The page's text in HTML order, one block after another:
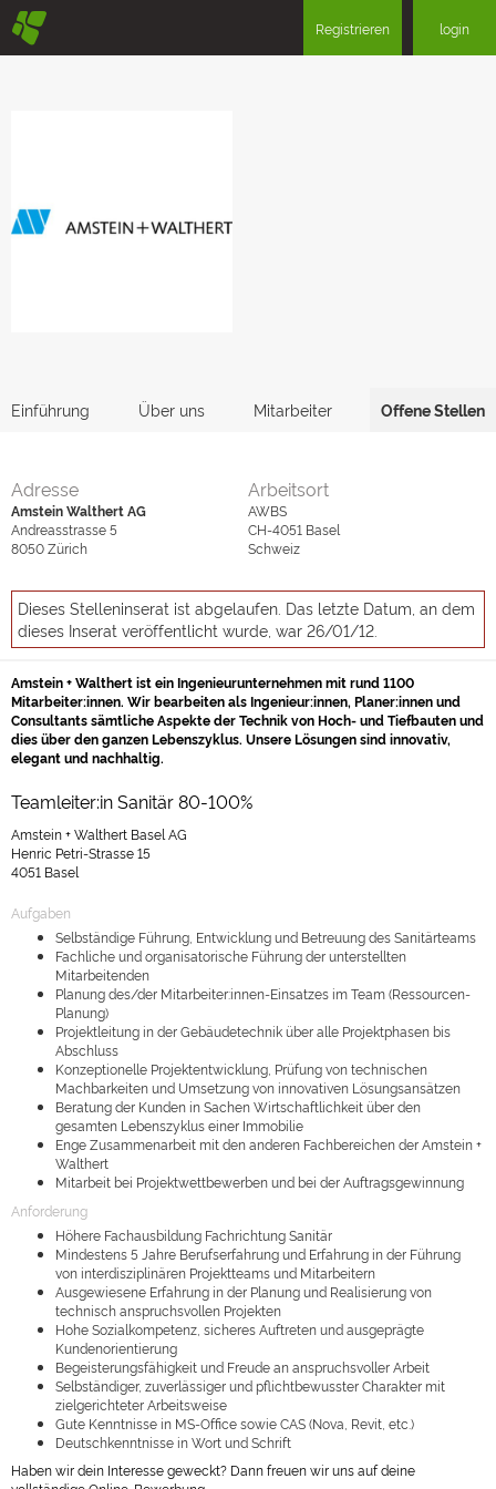
§ Registrieren login
Einführung Über uns Mitarbeiter Offene Stellen
Adresse
Amstein Walthert AG
Andreasstrasse 5
8050Zürich
Arbeitsort
AWBS
CH-4051 Basel
Schweiz
Dieses Stelleninserat ist abgelaufen. Das letzte Datum, an dem
dieses Inserat veröffentlicht wurde, war 26/01/12.
Amstein + Walthert ist ein Ingenieurunternehmen mit rund 1100
Mitarbeiter:innen. Wir bearbeiten als Ingenieur:innen, Planer:innen und
Consultants sämtliche Aspekte der Technik von Hoch- und Tiefbauten und
dies über den ganzen Lebenszyklus. Unsere Lösungen sind innovativ,
elegant und nachhaltig.
Teamleiter:in Sanitär 80-100%
Amstein + Walthert Basel AG
Henric Petri-Strasse 15
4051 Basel
Aufgaben
Selbständige Führung, Entwicklung und Betreuung des Sanitärteams
Fachliche und organisatorische Führung der unterstellten
Mitarbeitenden
Planung des/der Mitarbeiter:innen-Einsatzes im Team (Ressourcen-
Planung)
Projektleitung in der Gebäudetechnik über alle Projektphasen bis
Abschluss
Konzeptionelle Projektentwicklung, Prüfung von technischen
Machbarkeiten und Umsetzung von innovativen Lösungsansätzen
Beratung der Kunden in Sachen Wirtschaftlichkeit über den
gesamten Lebenszyklus einer Immobilie
Enge Zusammenarbeit mit den anderen Fachbereichen der Amstein +
Walthert
Mitarbeit bei Projektwettbewerben und bei der Auftragsgewinnung
Anforderung
Höhere Fachausbildung Fachrichtung Sanitär
Mindestens 5 Jahre Berufserfahrung und Erfahrung in der Führung
von interdisziplinären Projektteams und Mitarbeitern
Ausgewiesene Erfahrung in der Planung und Realisierung von
technisch anspruchsvollen Projekten
Hohe Sozialkompetenz, sicheres Auftreten und ausgeprägte
Kundenorientierung
Begeisterungsfähigkeit und Freude an anspruchsvoller Arbeit
Selbständiger, zuverlässiger und pflichtbewusster Charakter mit
zielgerichteter Arbeitsweise
Gute Kenntnisse in MS-Office sowie CAS (Nova, Revit, etc.)
Deutschkenntnisse in Wort und Schrift
Haben wir dein Interesse geweckt? Dann freuen wir uns auf deine